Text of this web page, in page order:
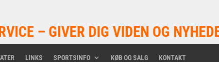
– GIVER DIG VIDEN OG
LINKS SPORTSINFO KØB OG SALG KONTAKT